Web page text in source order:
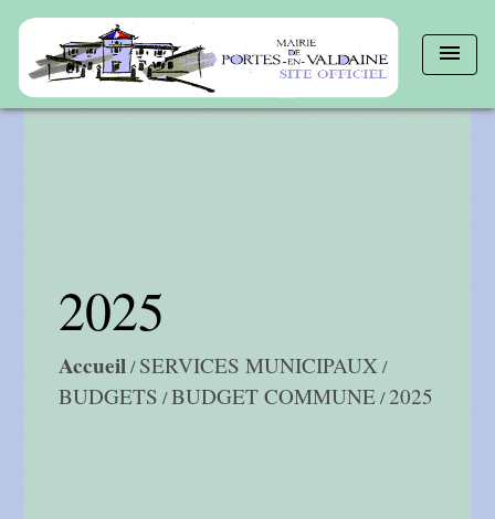
menu
2025
Accueil/SERVICES MUNICIPAUX/
BUDGETS /BUDGET COMMUNE/2025